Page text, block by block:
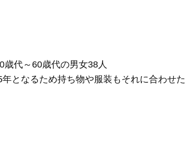
歳代～60歳代の男女38人
となるため持ち物や服装もそれに合わせた